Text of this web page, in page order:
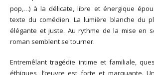
pop,…) à la délicate, libre et énergique
texte du comédien. La lumière blanche du
élégante et juste. Au rythme de la mise en
roman semblent se tourner.
Entremêlant tragédie intime et familiale,
éthiques, l’œuvre est forte et marquante.